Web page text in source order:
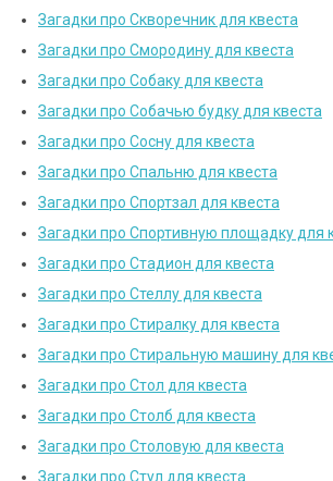
Загадки про Скворечник для квеста
Загадки про Смородину для квеста
Загадки про Собаку для квеста
Загадки про Собачью будку для квеста
Загадки про Сосну для квеста
Загадки про Спальню для квеста
Загадки про Спортзал для квеста
Загадки про Спортивную площадку для
Загадки про Стадион для квеста
Загадки про Стеллу для квеста
Загадки про Стиралку для квеста
Загадки про Стиральную машину для
Загадки про Стол для квеста
Загадки про Столб для квеста
Загадки про Столовую для квеста
Загадки про Стул для квеста